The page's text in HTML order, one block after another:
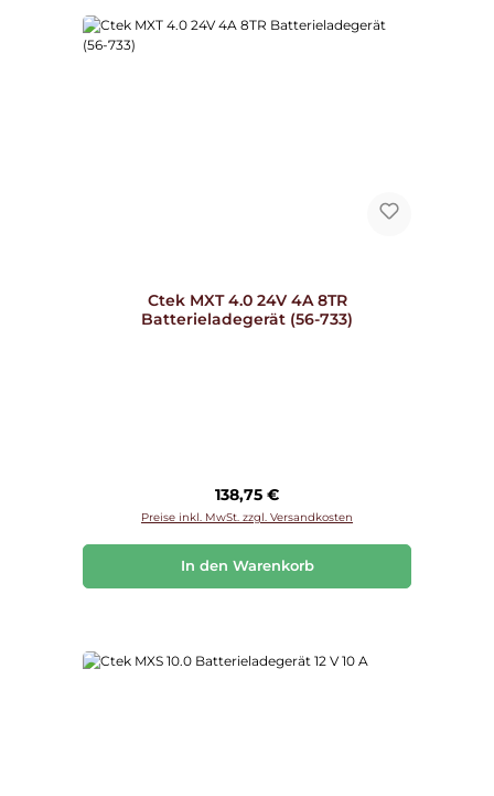
Ctek MXT 4.0 24V 4A 8TR
Batterieladegerät (56-733)
Regulärer Preis:
138,75 €
Preise inkl. MwSt. zzgl. Versandkosten
In den Warenkorb